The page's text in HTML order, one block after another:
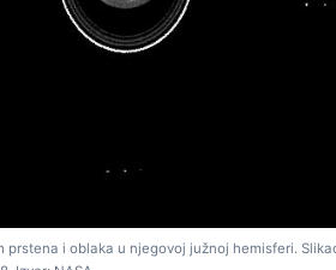
prstena i oblaka u njegovoj južnoj hemisferi.